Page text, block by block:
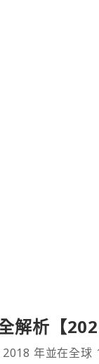
析【
年並在全球